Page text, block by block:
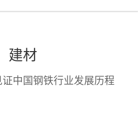
建材
中国钢铁行业发展历程